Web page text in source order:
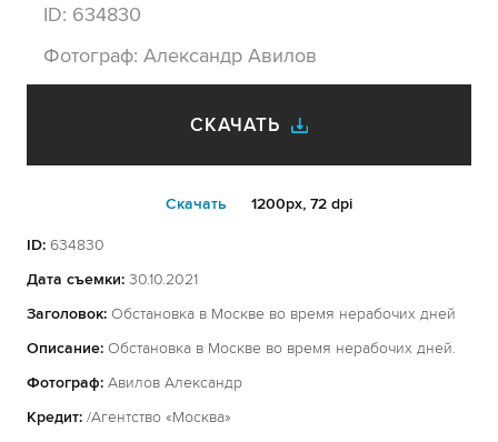
ID: 634830
Фотограф: Александр Авилов
СКАЧАТЬ
Cкачать 1200px, 72 dpi
ID: 634830
Дата съемки: 30.10.2021
Заголовок: Обстановка в Москве во время нерабочих дней
Описание: Обстановка в Москве во время нерабочих дней.
Фотограф: Авилов Александр
Кредит: /Агентство «Москва»